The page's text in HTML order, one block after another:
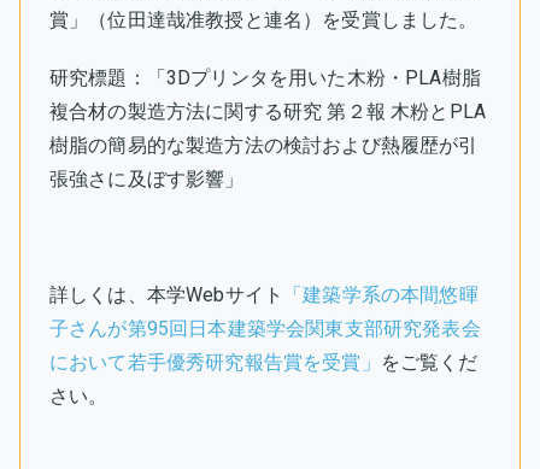
賞」（位田達哉准教授と連名）を受賞しました。
研究標題：「3Dプリンタを用いた木粉・PLA樹脂
複合材の製造方法に関する研究 第２報 木粉とPLA
樹脂の簡易的な製造方法の検討および熱履歴が引
張強さに及ぼす影響」
詳しくは、本学Webサイト
「建築学系の本間悠暉
子さんが第95回日本建築学会関東支部研究発表会
において若手優秀研究報告賞を受賞」 をご覧くだ
さい。